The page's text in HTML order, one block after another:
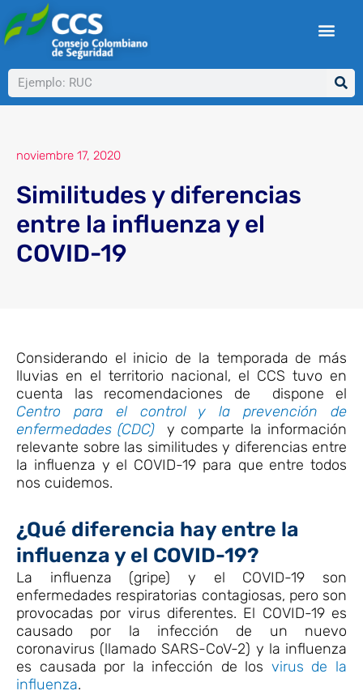
al
contenido
Buscar
noviembre 17, 2020
Similitudes y diferencias
entre la influenza y el
COVID-19​
Considerando el inicio de la temporada de más
lluvias en el territorio nacional, el CCS tuvo en
cuenta las recomendaciones de dispone el
Centro para el control y la prevención de
enfermedades (CDC)
y comparte la información
relevante sobre las similitudes y diferencias entre
la influenza y el COVID-19​ para que entre todos
nos cuidemos.
¿Qué diferencia hay entre la
influenza y el COVID-19?
La influenza (gripe) y el COVID-19 son
enfermedades respiratorias contagiosas, pero son
provocadas por virus diferentes. El COVID-19 es
causado por la infección de un nuevo
coronavirus (llamado SARS-CoV-2) y la influenza
es causada por la infección de los virus de la
influenza.